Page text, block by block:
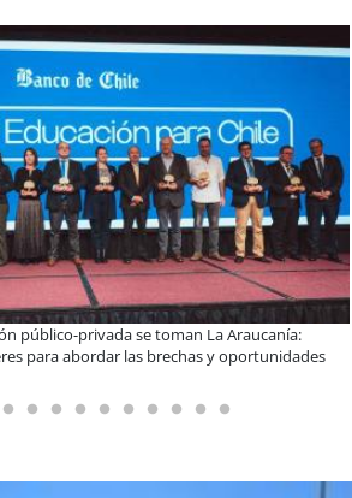
los programas de estudios para postular